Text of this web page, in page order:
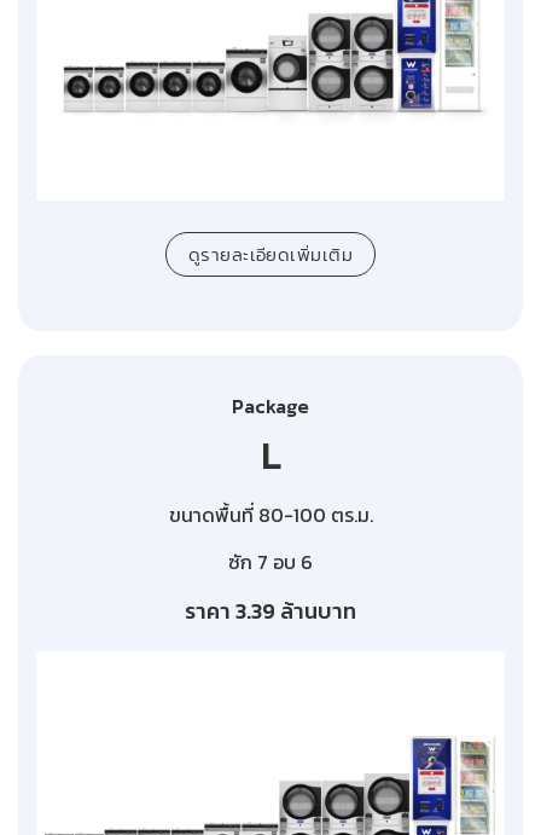
ดูรายละเอียดเพิ่มเติม
Package
L
ขนาดพื้นที่ 80-100 ตร.ม.
ซัก 7 อบ 6
ราคา 3.39 ล้านบาท